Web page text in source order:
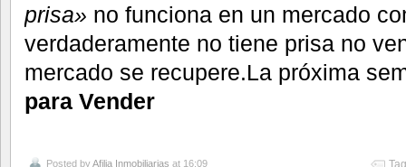
prisa» no funciona en un mercado
verdaderamente no tiene prisa no
mercado se recupere.La próxima
para Vender
Posted byAfilia Inmobiliarias at 16:09